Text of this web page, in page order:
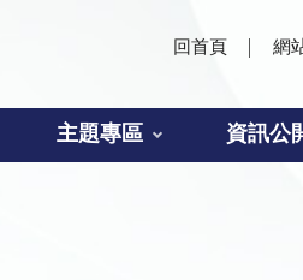
回首頁 網
主題專區 資訊公